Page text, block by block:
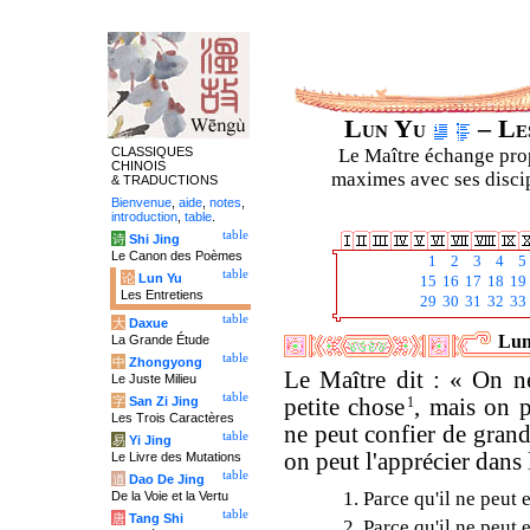
Lun Yu –
Le Maître échange
maximes avec ses
1 2 3 4
5
15 16 17 18 19
29 30 31 32 33
Le Maître dit : « On
petite chose 1, mais on
ne peut confier de
on peut l'apprécier dans
1. Parce qu'il ne peut
CLASSIQUES
CHINOIS
& TRADUCTIONS
Bienvenue aide notes
introduction table
table
诗 Shi Jing
Le Canon des Poèmes
table
论 Lun Yu
Les Entretiens
table
大 Daxue
La Grande Étude
table
中 Zhongyong
Le Juste Milieu
table
字 San Zi Jing
Les Trois Caractères
table
易 Yi Jing
Le Livre des Mutations
table
道 Dao De Jing
De la Voie et la Vertu
table
唐 Tang Shi